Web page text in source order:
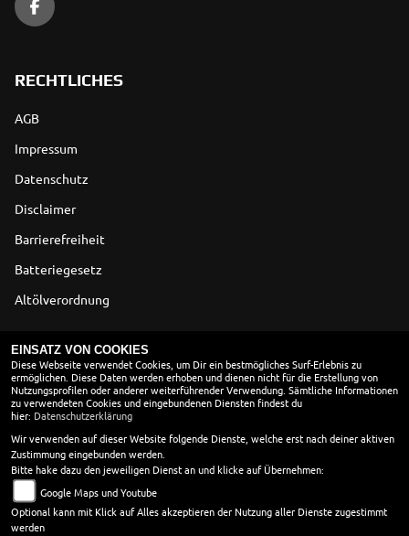
RECHTLICHES
AGB
Impressum
Datenschutz
Disclaimer
Barrierefreiheit
Batteriegesetz
Altölverordnung
ÖFFNUNGSZEITEN
Montag:
10:00 - 18:00
Dienstag:
10:00 - 18:00
Mittwoch:
10:00 - 18:00
Donnerstag:
10:00 - 18:00
Freitag:
10:00 - 18:00
Samstag:
10:00 - 13:00
Sonntag:
geschlossen
in den Wintermonaten vom 01. 11 - 28.02. öffnen wir erst
EINSATZ VON COOKIES
Diese Webseite verwendet Cookies, um Dir ein bestmögliches Surf-Erlebnis zu
ermöglichen. Diese Daten werden erhoben und dienen nicht für die Erstellung von
Nutzungsprofilen oder anderer weiterführender Verwendung. Sämtliche Informationen
zu verwendeten Cookies und eingebundenen Diensten findest du
hier: Datenschutzerklärung
Wir verwenden auf dieser Website folgende Dienste, welche erst nach deiner aktiven
Zustimmung eingebunden werden.
Bitte hake dazu den jeweiligen Dienst an und klicke auf Übernehmen:
Google Maps und Youtube
Optional kann mit Klick auf Alles akzeptieren der Nutzung aller Dienste zugestimmt
werden